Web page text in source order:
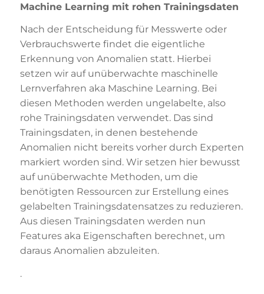
Machine Learning mit rohen Trainingsdaten
Nach der Entscheidung für Messwerte oder
Verbrauchswerte findet die eigentliche
Erkennung von Anomalien statt. Hierbei
setzen wir auf unüberwachte maschinelle
Lernverfahren aka Maschine Learning. Bei
diesen Methoden werden ungelabelte, also
rohe Trainingsdaten verwendet. Das sind
Trainingsdaten, in denen bestehende
Anomalien nicht bereits vorher durch Experten
markiert worden sind. Wir setzen hier bewusst
auf unüberwachte Methoden, um die
benötigten Ressourcen zur Erstellung eines
gelabelten Trainingsdatensatzes zu reduzieren.
Aus diesen Trainingsdaten werden nun
Features aka Eigenschaften berechnet, um
daraus Anomalien abzuleiten.
.